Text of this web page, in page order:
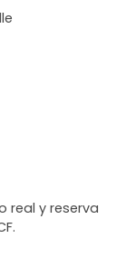
real y reserva